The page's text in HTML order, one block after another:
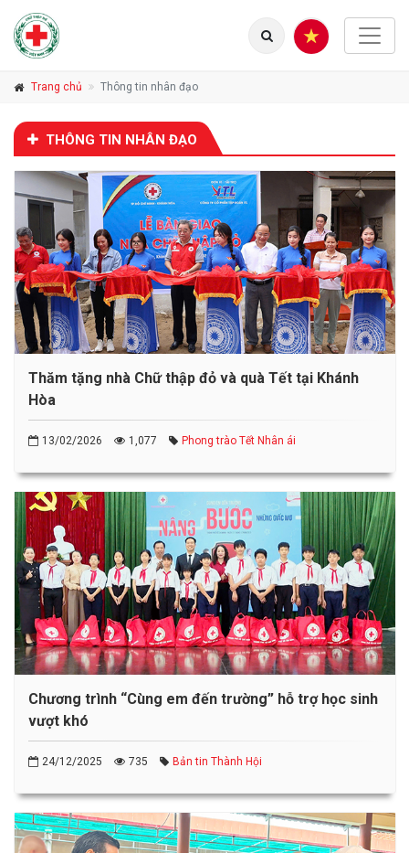
Trang chủ Thông tin nhân đạo
THÔNG TIN NHÂN ĐẠO
Thăm tặng nhà Chữ thập đỏ và quà Tết tại Khánh
Hòa
13/02/2026 1,077 Phong trào Tết Nhân ái
Chương trình “Cùng em đến trường” hỗ trợ học sinh
vượt khó
24/12/2025 735 Bản tin Thành Hội